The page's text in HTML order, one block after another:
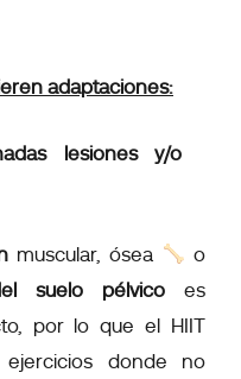
adaptaciones:
lesiones y/o
muscular, ósea
o
suelo pélvicoes
por lo que el HIIT
donde no